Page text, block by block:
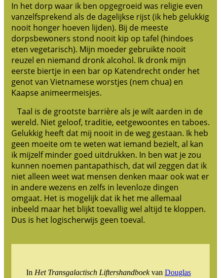
In het dorp waar ik ben opgegroeid was religie even
vanzelfsprekend als de dagelijkse rijst (ik heb gelukkig
nooit honger hoeven lijden). Bij de meeste
dorpsbewoners stond nooit kip op tafel (hindoes
eten vegetarisch). Mijn moeder gebruikte nooit
reuzel en niemand dronk alcohol. Ik dronk mijn
eerste biertje in een bar op Katendrecht onder het
genot van Vietnamese worstjes (nem chua) en
Kaapse animeermeisjes.
Taal is de grootste barrière als je wilt aarden in de
wereld. Niet geloof, traditie, eetgewoontes en taboes.
Gelukkig heeft dat mij nooit in de weg gestaan. Ik heb
geen moeite om te weten wat iemand bezielt, al kan
ik mijzelf minder goed uitdrukken. In ben wat je zou
kunnen noemen pantapathisch, dat wil zeggen dat ik
niet alleen weet wat mensen denken maar ook wat er
in andere wezens en zelfs in levenloze dingen
omgaat. Het is mogelijk dat ik het me allemaal
inbeeld maar het blijkt toevallig wel altijd te kloppen.
Dus is het logischerwijs geen toeval.
In Het Transgalactisch Liftershandboekvan Douglas